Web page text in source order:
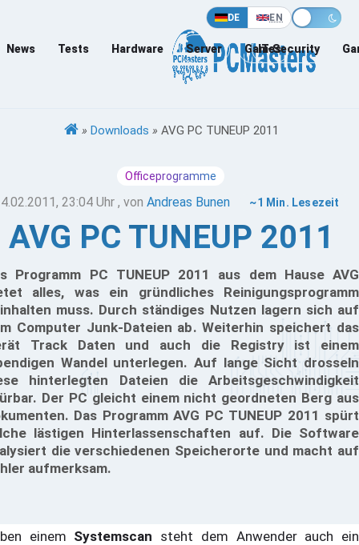
DE EN
News Tests Hardware Server Games
IT-Security
» Downloads » AVG PC TUNEUP 2011
Officeprogramme
23:04 Uhr , vonAndreas Bunen ~1 Min. Lesezeit
AVG PC TUNEUP 2011
Programm PC TUNEUP 2011 aus dem Hause AVG
alles, was ein gründliches Reinigungsprogramm
muss. Durch ständiges Nutzen lagern sich auf
Computer Junk-Dateien ab. Weiterhin speichert das
Track Daten und auch die Registry ist einem
Wandel unterlegen. Auf lange Sicht drosseln
hinterlegten Dateien die Arbeitsgeschwindigkeit
Der PC gleicht einem nicht geordneten Berg aus
Das Programm AVG PC TUNEUP 2011 spürt
lästigen Hinterlassenschaften auf. Die Software
die verschiedenen Speicherorte und macht auf
aufmerksam.
einem Systemscan steht dem Anwender auch ein